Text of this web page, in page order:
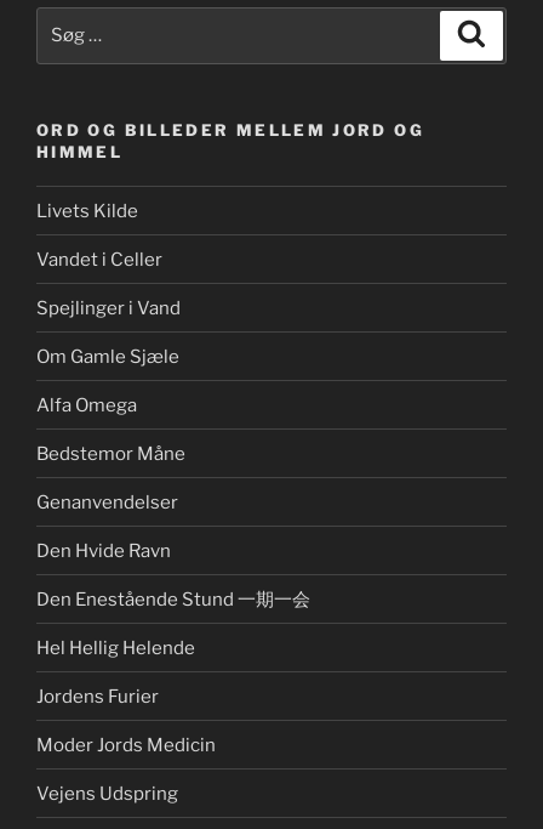
efter:
ORD OG BILLEDER MELLEM JORD OG
HIMMEL
Livets Kilde
Vandet i Celler
Spejlinger i Vand
Om Gamle Sjæle
Alfa Omega
Bedstemor Måne
Genanvendelser
Den Hvide Ravn
Den Enestående Stund 一期一会
Hel Hellig Helende
Jordens Furier
Moder Jords Medicin
Vejens Udspring